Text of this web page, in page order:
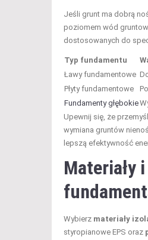
Jeśli grunt ma dobrą
poziomem wód
dostosowanych do
Typ fundamentu
Ławy fundamentowe
Płyty fundamentowe
Fundamenty głębokie
Upewnij się, że
wymiana gruntów
lepszą efektywność
Materiały
Wybierz materiały
styropianowe EPS oraz